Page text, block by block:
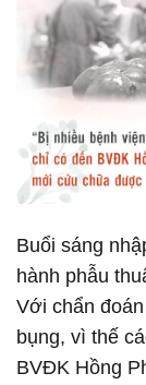
Buổi sáng
hành phẫu
Với chẩn đoán
bụng, vì thế
BVĐK Hồng